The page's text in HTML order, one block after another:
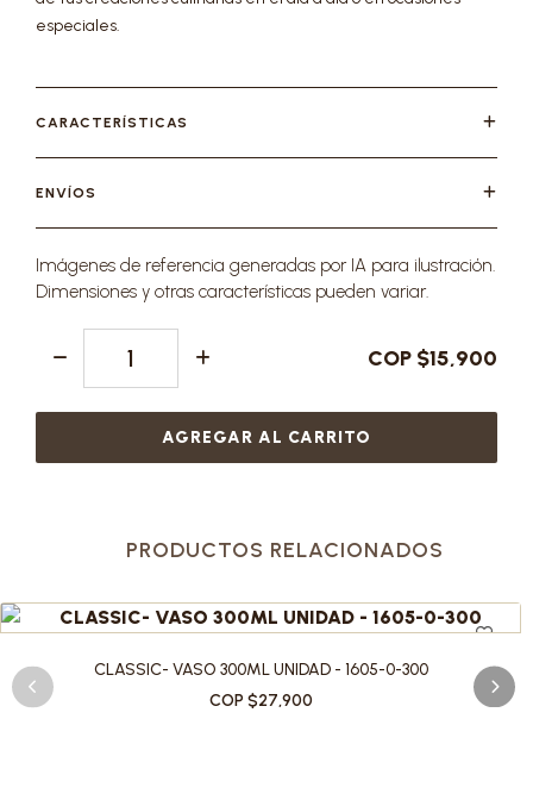
especiales.
CARACTERÍSTICAS
ENVÍOS
Imágenes de referencia generadas por IA para ilustración.
Dimensiones y otras características pueden variar.
COP $15,900
AGREGAR AL CARRITO
PRODUCTOS RELACIONADOS
CLASSIC- VASO 300ML UNIDAD - 1605-0-300
COP $27,900